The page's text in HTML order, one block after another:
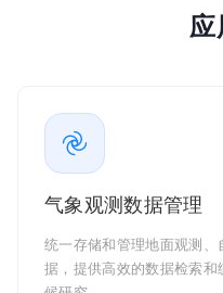
应
气象观测数据管理
统一存储和管理地面观测、
据，提供高效的数据检索